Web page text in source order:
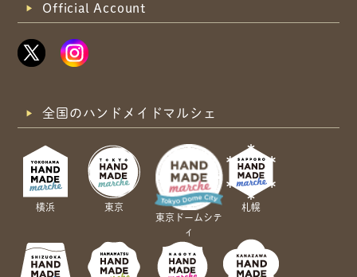
Official Account
全国のハンドメイドマルシェ
横浜
東京
東京ドームシテ
ィ
札幌